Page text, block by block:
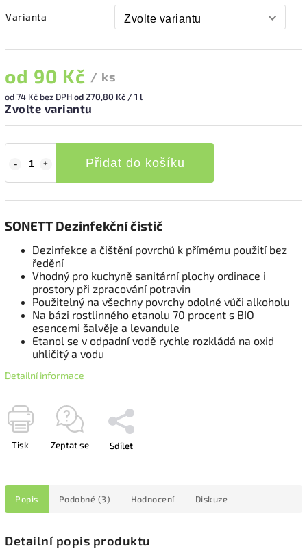
Varianta
od 90 Kč / ks
od74 Kč bez DPHod 270,80 Kč / 1 l
Zvolte variantu
Přidat do košíku
SONETT Dezinfekční čistič
Dezinfekce a čištění povrchů k přímému použití bez
ředění
Vhodný pro kuchyně sanitární plochy ordinace i
prostory při zpracování potravin
Použitelný na všechny povrchy odolné vůči alkoholu
Na bázi rostlinného etanolu 70 procent s BIO
esencemi šalvěje a levandule
Etanol se v odpadní vodě rychle rozkládá na oxid
uhličitý a vodu
Detailní informace
Tisk Zeptat se Sdílet
Popis Podobné (3) Hodnocení Diskuze
Detailní popis produktu